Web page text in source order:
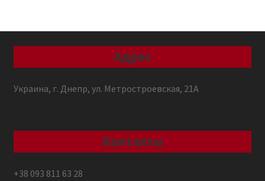
Адрес
Украина, г. Днепр, ул. Метростроевская, 21А
Контакты
+38 093 811 63 28